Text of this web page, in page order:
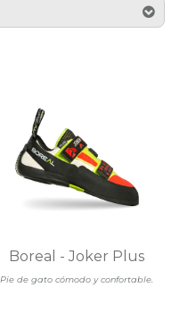
Pie de gato cómodo y confortable.
Boreal - Joker Plus